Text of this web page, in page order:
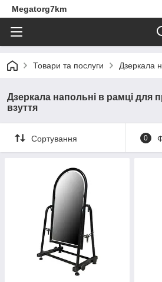
Megatorg7km
Товари та послуги Дзеркала
Дзеркала напольні в рамці для
взуття
Сортування 0